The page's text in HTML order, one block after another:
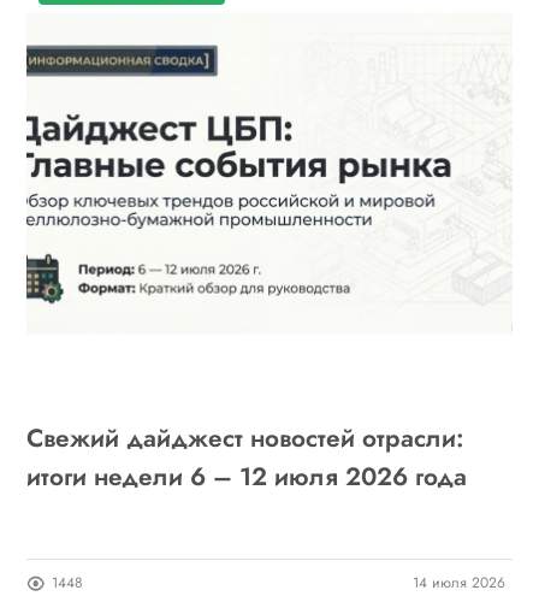
Свежий дайджест новостей отрасли:
итоги недели 6 – 12 июля 2026 года
1448 14 июля 2026